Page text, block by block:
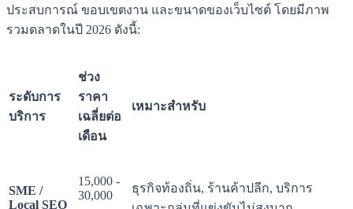
ประสบการณ์ ขอบเขตงาน และขนาดของเว็บไซต์ โดยมีภาพ
รวมตลาดในปี 2026 ดังนี้:
ระดับการ
บริการ
ช่วง
ราคา
เฉลี่ยต่อ
เดือน
เหมาะสำหรับ
SME /
Local SEO
15,000 -
30,000
ธุรกิจท้องถิ่น, ร้านค้าปลีก, บริการ